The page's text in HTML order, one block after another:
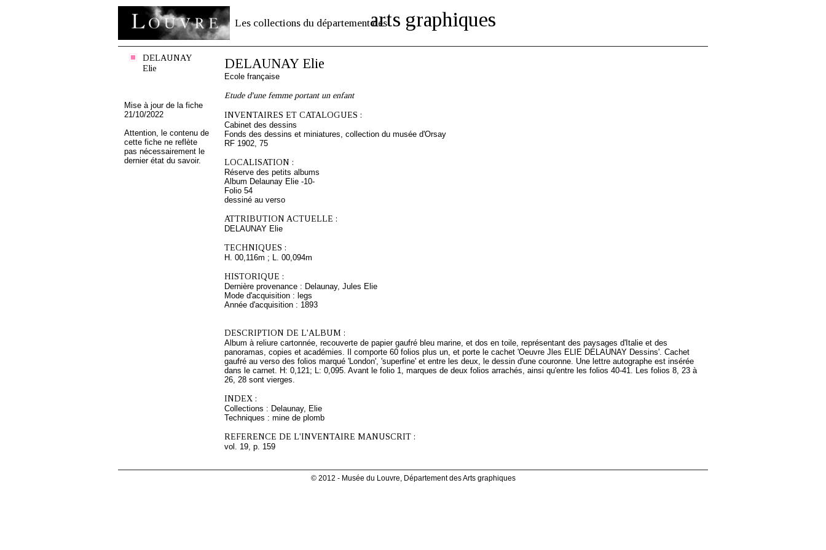
Les collections du département desarts graphiques
DELAUNAY
Elie
Mise à jour de la fiche
21/10/2022
Attention, le contenu de
cette fiche ne reflète
pas nécessairement le
dernier état du savoir.
DELAUNAY Elie
Ecole française
Etude d'une femme portant un enfant
INVENTAIRES ET CATALOGUES :
Cabinet des dessins
Fonds des dessins et miniatures, collection du musée d'Orsay
RF 1902, 75
LOCALISATION :
Réserve des petits albums
Album Delaunay Elie -10-
Folio 54
dessiné au verso
ATTRIBUTION ACTUELLE :
DELAUNAY Elie
TECHNIQUES :
H. 00,116m ; L. 00,094m
HISTORIQUE :
Dernière provenance : Delaunay, Jules Elie
Mode d'acquisition : legs
Année d'acquisition : 1893
DESCRIPTION DE L'ALBUM :
Album à reliure cartonnée, recouverte de papier gaufré bleu marine, et dos en toile, représentant des paysages d'Italie et des
panoramas, copies et académies. Il comporte 60 folios plus un, et porte le cachet 'Oeuvre Jles ELIE DELAUNAY Dessins'. Cachet
gaufré au verso des folios marqué 'London', 'superfine' et entre les deux, le dessin d'une couronne. Une lettre autographe est insérée
dans le carnet. H: 0,121; L: 0,095. Avant le folio 1, marques de deux folios arrachés, ainsi qu'entre les folios 40-41. Les folios 8, 23 à
26, 28 sont vierges.
INDEX :
Collections : Delaunay, Elie
Techniques : mine de plomb
REFERENCE DE L'INVENTAIRE MANUSCRIT :
vol. 19, p. 159
© 2012 - Musée du Louvre, Département des Arts graphiques